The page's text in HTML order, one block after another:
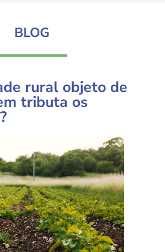
BLOG
rural objeto de
tributa os